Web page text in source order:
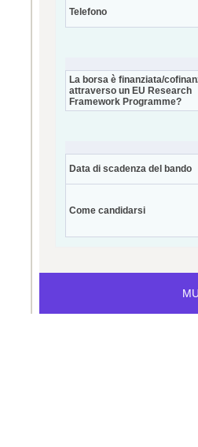
Telefono
La borsa è finanziata/
attraverso un EU Research
Framework Programme?
Data di scadenza del bando
Come candidarsi